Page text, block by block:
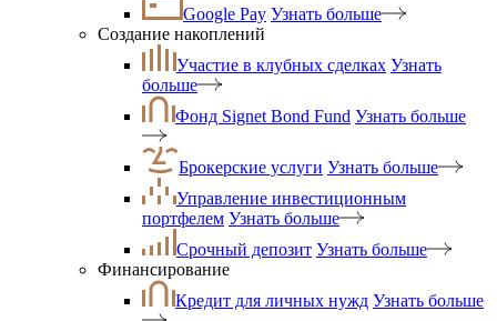
Google Pay Узнать больше
Создание накоплений
Участие в клубных сделках Узнать
больше
Фонд Signet Bond Fund Узнать больше
Брокерские услуги Узнать больше
Управление инвестиционным
портфелем Узнать больше
Срочный депозит Узнать больше
Финансирование
Кредит для личных нужд Узнать больше